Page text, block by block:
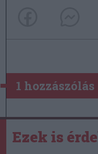
1 hozzászólás
Ezek is